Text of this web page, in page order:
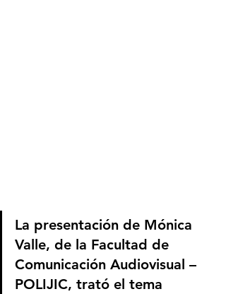
La presentación de Mónica
Valle, de la Facultad de
Comunicación Audiovisual –
POLIJIC, trató el tema